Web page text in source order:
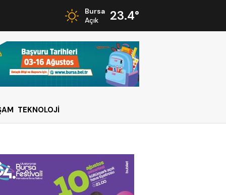
Bursa
Açık
23.4°
TEKNOLOJİ